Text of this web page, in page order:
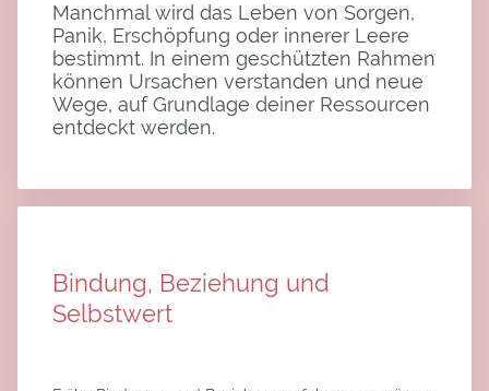
Manchmal wird das Leben von Sorgen,
Panik, Erschöpfung oder innerer Leere
bestimmt. In einem geschützten Rahmen
können Ursachen verstanden und neue
Wege, auf Grundlage deiner Ressourcen
entdeckt werden.
Bindung, Beziehung und
Selbstwert